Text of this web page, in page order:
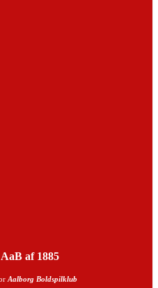
af 1885
Aalborg Boldspilklub